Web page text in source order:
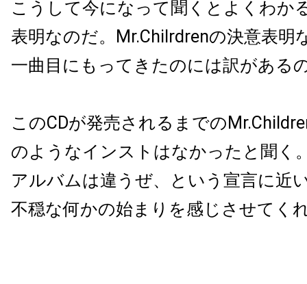
こうして今になって聞くとよくわか
表明なのだ。Mr.Chilrdrenの決意表明
一曲目にもってきたのには訳がある
このCDが発売されるまでの
のようなインストはなかったと聞く
アルバムは違うぜ、という宣言に近
不穏な何かの始まりを感じさせてく